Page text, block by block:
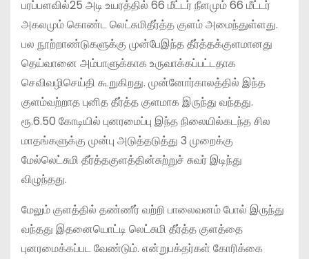
பரப்பளவில்25 அடி உயரத்தில் 66 மீட்டர் நீளமும் 66 மீட்டர்
அகலமும் கொண்ட லெட்சுமிதீர்த்த குளம் அமைந்துள்ளது.
பல நூற்றாண்டுகளுக்கு முன்பேஇந்த தீர்த்தக்குளமானது
தெய்வானை அம்பாளுக்காக உருவாக்கப்பட்டதாக
செவிவழிசெய்தி கூறுகிறது. முன்னோர்காலத்தில் இந்த
குளம்வற்றாத புனித தீர்த்த குளமாக இருந்து வந்தது.
ரூ.6.50 கோடியில் புனரமைப்பு இந்த நிலையில்கடந்த சில
மாதங்களுக்கு முன்பு அடுத்தடுத்து 3 முறைக்கு
மேல்லெட்சுமி தீர்த்தகுளத்தின்சுற்றுச் சுவர் இடிந்து
விழுந்தது.
மேலும் குளத்தில் தண்ணீர் வற்றி பாலைவனம் போல் இருந்து
வந்தது இதனையொட்டி லெட்சுமி தீர்த்த குளத்தை
புனரமைக்கப்பட வேண்டும். என்றுபக்தர்கள் கோரிக்கை